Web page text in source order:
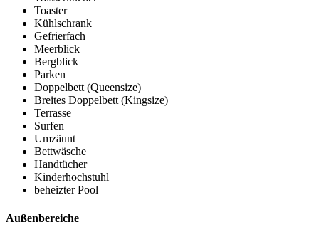
Toaster
Kühlschrank
Gefrierfach
Meerblick
Bergblick
Parken
Doppelbett (Queensize)
Breites Doppelbett (Kingsize)
Terrasse
Surfen
Umzäunt
Bettwäsche
Handtücher
Kinderhochstuhl
beheizter Pool
Außenbereiche